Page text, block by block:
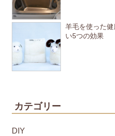
羊毛を使った
い5つの効果
カテゴリー
DIY